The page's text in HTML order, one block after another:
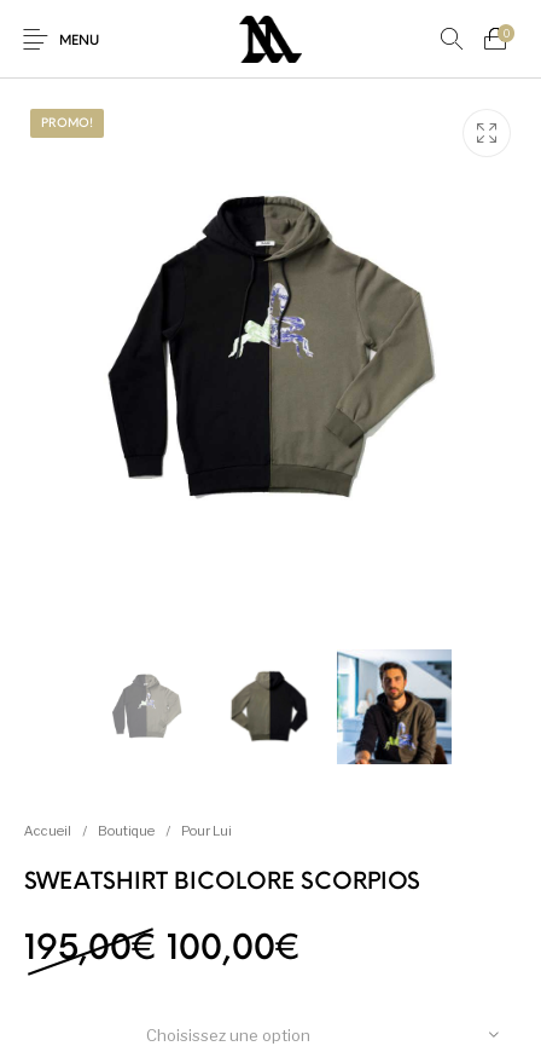
MENU
0
En promo! Accessoires
Vêtements
PROMO!
Accueil / Boutique / Pour Lui
SWEATSHIRT BICOLORE SCORPIOS
195,00€ Le prix initial était :
100,00€
Choisissez une option